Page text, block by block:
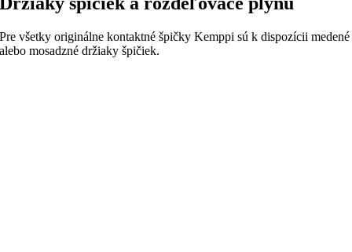
Pre všetky originálne kontaktné špičky Kemppi sú k dispozícii medené
alebo mosadzné držiaky špičiek.